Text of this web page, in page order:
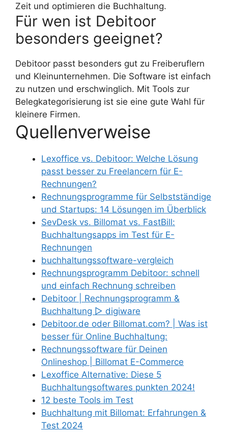
Zeit und optimieren die Buchhaltung.
Für wen ist Debitoor
besonders geeignet?
Debitoor passt besonders gut zu Freiberuflern
und Kleinunternehmen. Die Software ist einfach
zu nutzen und erschwinglich. Mit Tools zur
Belegkategorisierung ist sie eine gute Wahl für
kleinere Firmen.
Quellenverweise
Lexoffice vs. Debitoor: Welche Lösung
passt besser zu Freelancern für E-
Rechnungen?
Rechnungsprogramme für Selbstständige
und Startups: 14 Lösungen im Überblick
SevDesk vs. Billomat vs. FastBill:
Buchhaltungsapps im Test für E-
Rechnungen
buchhaltungssoftware-vergleich
Rechnungsprogramm Debitoor: schnell
und einfach Rechnung schreiben
Debitoor | Rechnungsprogramm &
Buchhaltung ▷ digiware
Debitoor.de oder Billomat.com? | Was ist
besser für Online Buchhaltung:
Rechnungssoftware für Deinen
Onlineshop | Billomat E-Commerce
Lexoffice Alternative: Diese 5
Buchhaltungsoftwares punkten 2024!
12 beste Tools im Test
Buchhaltung mit Billomat: Erfahrungen &
Test 2024